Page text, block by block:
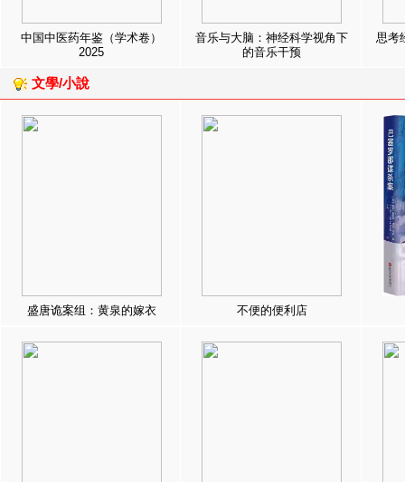
中国中医药年鉴（学术卷）
2025
音乐与大脑：神经科学视角下
的音乐干预
思考
文學/小說
盛唐诡案组：黄泉的嫁衣 不便的便利店